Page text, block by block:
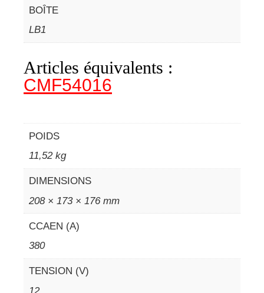
BOÎTE
LB1
Articles équivalents :
CMF54016
POIDS
11,52 kg
DIMENSIONS
208 × 173 × 176 mm
CCAEN (A)
380
TENSION (V)
12